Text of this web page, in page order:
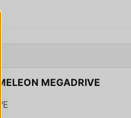
MEGADRIVE